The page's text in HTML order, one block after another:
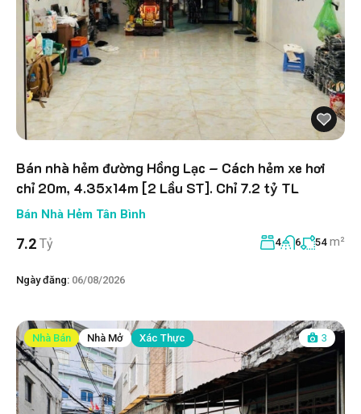
Bán nhà hẻm đường Hồng Lạc – Cách hẻm xe hơi
chỉ 20m, 4.35x14m [2 Lầu ST]. Chỉ 7.2 tỷ TL
Bán Nhà Hẻm Tân Bình
7.2 Tỷ 4 6 54 m²
Ngày đăng: 06/08/2026
Nhà Bán Nhà Mở Xác Thực 3